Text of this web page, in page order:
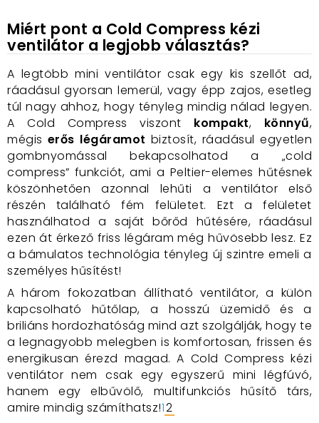
Miért pont a Cold Compress kézi
ventilátor a legjobb választás?
A legtöbb mini ventilátor csak egy kis szellőt ad,
ráadásul gyorsan lemerül, vagy épp zajos, esetleg
túl nagy ahhoz, hogy tényleg mindig nálad legyen.
A Cold Compress viszont
kompakt, könnyű,
mégis erős légáramot biztosít, ráadásul egyetlen
gombnyomással bekapcsolhatod a „cold
compress” funkciót, ami a Peltier-elemes hűtésnek
köszönhetően azonnal lehűti a ventilátor első
részén található fém felületet. Ezt a felületet
használhatod a saját bőrőd hűtésére, ráadásul
ezen át érkező friss légáram még hűvösebb lesz. Ez
a bámulatos technológia tényleg új szintre emeli a
személyes hűsítést!
A három fokozatban állítható ventilátor, a külön
kapcsolható hűtőlap, a hosszú üzemidő és a
briliáns hordozhatóság mind azt szolgálják, hogy te
a legnagyobb melegben is komfortosan, frissen és
energikusan érezd magad. A Cold Compress kézi
ventilátor nem csak egy egyszerű mini légfúvó,
hanem egy elbűvölő, multifunkciós hűsítő társ,
amire mindig számíthatsz!12